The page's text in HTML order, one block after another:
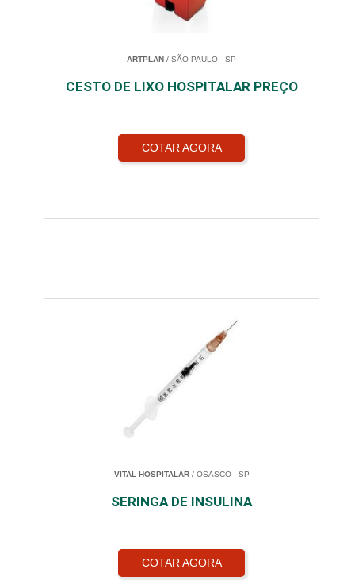
ARTPLAN / SÃO PAULO - SP
CESTO DE LIXO HOSPITALAR PREÇO
COTAR AGORA
VITAL HOSPITALAR/ OSASCO - SP
SERINGA DE INSULINA
COTAR AGORA